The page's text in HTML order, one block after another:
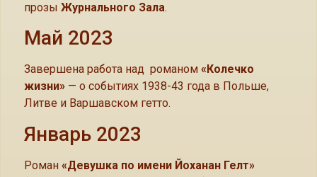
прозы Журнального Зала.
Май 2023
Завершена работа над романом «Колечко
жизни» — о событиях 1938-43 года в Польше,
Литве и Варшавском гетто.
Январь 2023
Роман «Девушка по имени Йоханан Гелт»